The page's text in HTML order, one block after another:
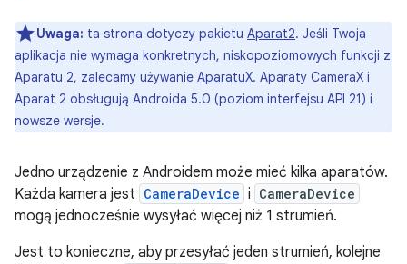
Uwaga: ta strona dotyczy pakietu Aparat2. Jeśli Twoja
aplikacja nie wymaga konkretnych, niskopoziomowych funkcji z
Aparatu 2, zalecamy używanie AparatuX. Aparaty CameraX i
Aparat 2 obsługują Androida 5.0 (poziom interfejsu API 21) i
nowsze wersje.
Jedno urządzenie z Androidem może mieć kilka aparatów.
Każda kamera jest CameraDevice i CameraDevice
mogą jednocześnie wysyłać więcej niż 1 strumień.
Jest to konieczne, aby przesyłać jeden strumień, kolejne